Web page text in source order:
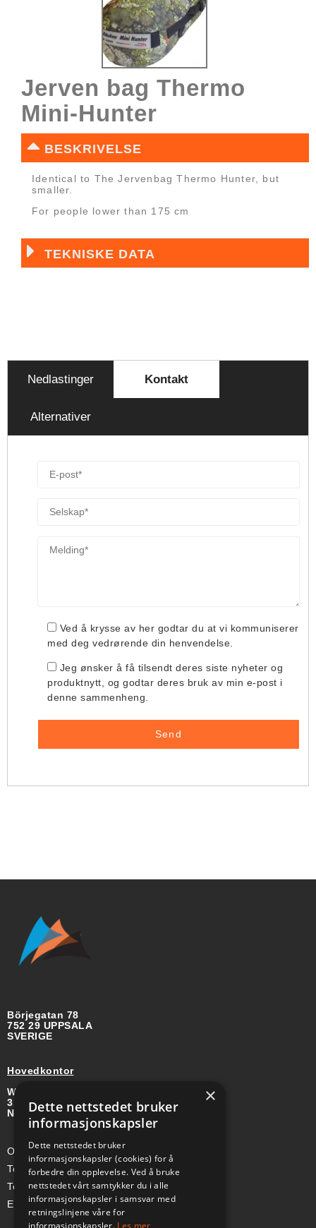
Jerven bag Thermo
Mini-Hunter
BESKRIVELSE
Identical to The Jervenbag Thermo Hunter, but
smaller.
For people lower than 175 cm
TEKNISKE DATA
Nedlastinger Kontakt
Alternativer
Ved å krysse av her godtar du at vi kommuniserer
med deg vedrørende din henvendelse.
Jeg ønsker å få tilsendt deres siste nyheter og
produktnytt, og godtar deres bruk av min e-post i
denne sammenheng.
Börjegatan 78
752 29 UPPSALA
SVERIGE
Hovedkontor
Wirgenes vei 8B
3157 BARKÅKER
NORGE
Org-nr: 985 958 203 MVA
Telefon (Nor): +47 334 50 910
Telefon (Swe): +46 70-748 08 19
E-post: sales@a-ss.net
×
Dette nettstedet bruker
informasjonskapsler
Dette nettstedet bruker
informasjonskapsler (cookies) for å
forbedre din opplevelse. Ved å bruke
nettstedet vårt samtykker du i alle
informasjonskapsler i samsvar med
retningslinjene våre for
informasjonskapsler. Les mer